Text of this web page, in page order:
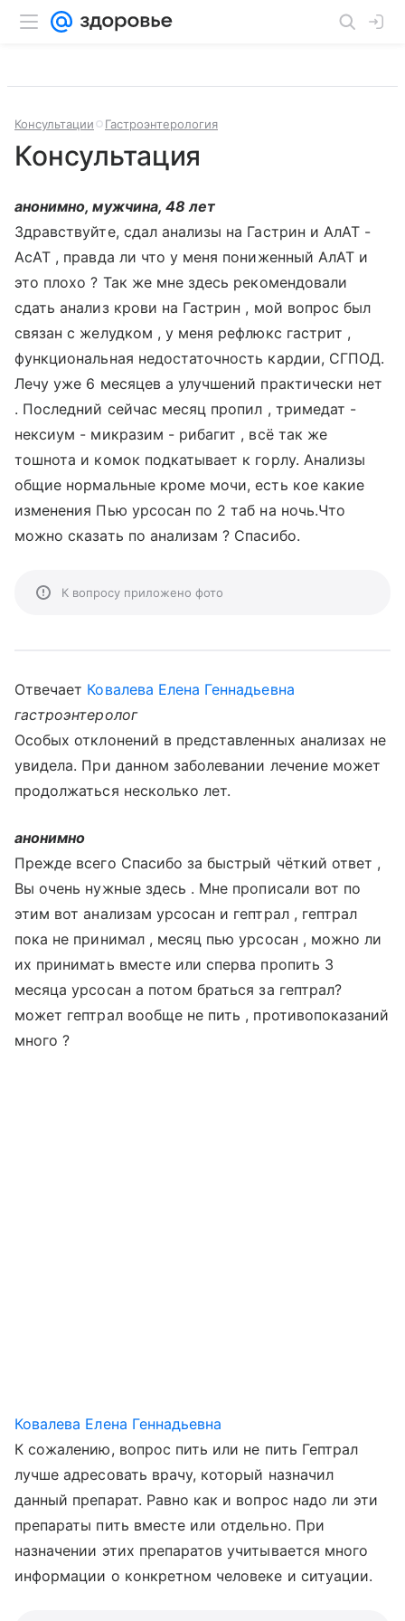
Консультации Гастроэнтерология
Консультация
анонимно, мужчина, 48 лет
Здравствуйте, сдал анализы на Гастрин и АлАТ -
АсАТ , правда ли что у меня пониженный АлАТ и
это плохо ? Так же мне здесь рекомендовали
сдать анализ крови на Гастрин , мой вопрос был
связан с желудком , у меня рефлюкс гастрит ,
функциональная недостаточность кардии, СГПОД.
Лечу уже 6 месяцев а улучшений практически нет
. Последний сейчас месяц пропил , тримедат -
нексиум - микразим - рибагит , всё так же
тошнота и комок подкатывает к горлу. Анализы
общие нормальные кроме мочи, есть кое какие
изменения Пью урсосан по 2 таб на ночь.Что
можно сказать по анализам ? Спасибо.
К вопросу приложено фото
Отвечает Ковалева Елена Геннадьевна
гастроэнтеролог
Особых отклонений в представленных анализах не
увидела. При данном заболевании лечение может
продолжаться несколько лет.
анонимно
Прежде всего Спасибо за быстрый чёткий ответ ,
Вы очень нужные здесь . Мне прописали вот по
этим вот анализам урсосан и гептрал , гептрал
пока не принимал , месяц пью урсосан , можно ли
их принимать вместе или сперва пропить 3
месяца урсосан а потом браться за гептрал?
может гептрал вообще не пить , противопоказаний
много ?
Ковалева Елена Геннадьевна
К сожалению, вопрос пить или не пить Гептрал
лучше адресовать врачу, который назначил
данный препарат. Равно как и вопрос надо ли эти
препараты пить вместе или отдельно. При
назначении этих препаратов учитывается много
информации о конкретном человеке и ситуации.